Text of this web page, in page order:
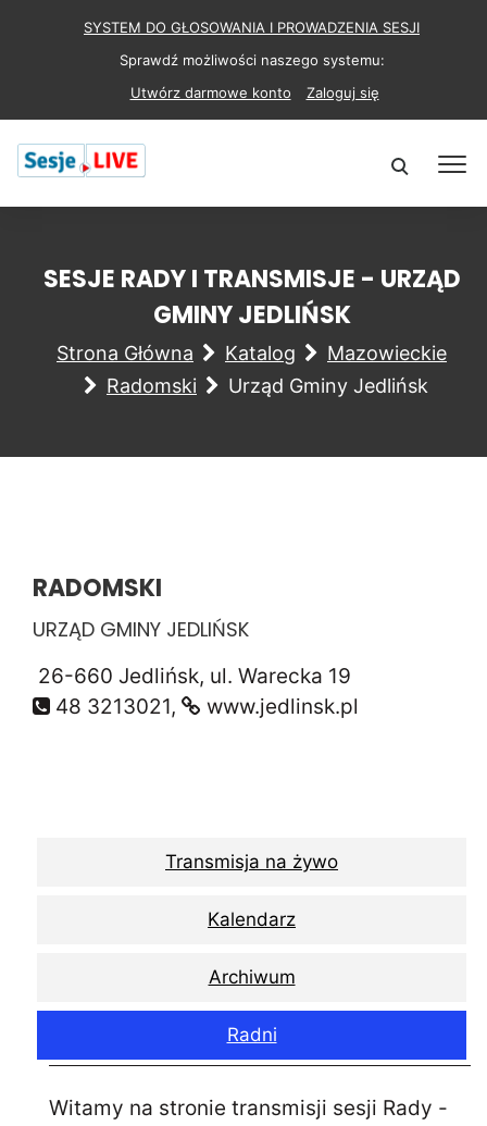
SYSTEM DO GŁOSOWANIA I PROWADZENIA SESJI
Sprawdź możliwości naszego systemu:
Utwórz darmowe konto
Zaloguj się
SESJE RADY I TRANSMISJE - URZĄD
GMINY JEDLIŃSK
Strona Główna Katalog
Mazowieckie
Radomski
Urząd Gminy Jedlińsk
RADOMSKI
URZĄD GMINY JEDLIŃSK
26-660 Jedlińsk, ul. Warecka 19
48 3213021,
www.jedlinsk.pl
Transmisja na żywo
Kalendarz
Archiwum
Radni
Witamy na stronie transmisji sesji Rady -